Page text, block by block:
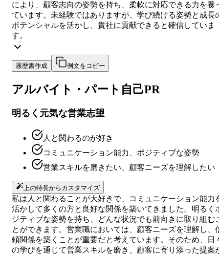
により、顧客志向の姿勢を持ち、柔軟に対応できる力を養
ています。未経験ではありますが、学び続ける姿勢と成長
ポテンシャルを活かし、貴社に貢献できると確信していま
す。
履歴書作成 例文をコピー
アルバイト・パート 自己PR
明るく元気な営業志望
人と関わるのが好き
コミュニケーション能力、ポジティブな姿勢
営業スキルを磨きたい、顧客ニーズを理解したい
上の特長からカスタマイズ
私は人と関わることが大好きで、コミュニケーション能力
活かして多くの方と良好な関係を築いてきました。明るく
ジティブな姿勢を持ち、どんな状況でも前向きに取り組む
とができます。営業職においては、顧客ニーズを理解し、
頼関係を築くことが重要だと考えています。そのため、日
の学びを通じて営業スキルを磨き、顧客に寄り添った提案